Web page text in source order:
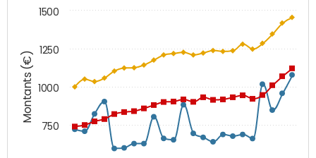
Montants (€)
750
1000
1250
1500